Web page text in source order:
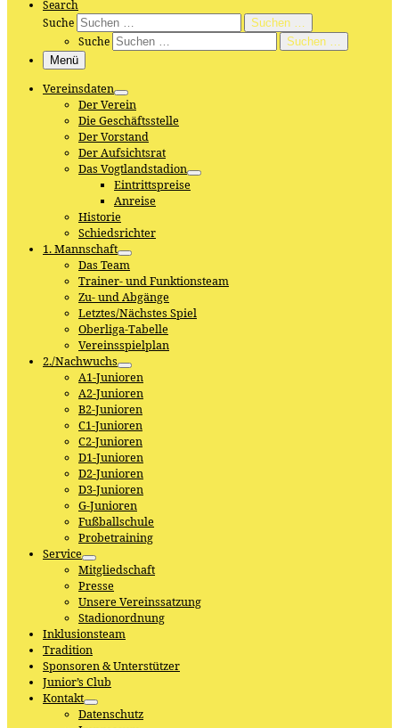
Search
Suche
Suchen …
Suche
Suchen …
Menü
Vereinsdaten
Der Verein
Die Geschäftsstelle
Der Vorstand
Der Aufsichtsrat
Das Vogtlandstadion
Eintrittspreise
Anreise
Historie
Schiedsrichter
1. Mannschaft
Das Team
Trainer- und Funktionsteam
Zu- und Abgänge
Letztes/Nächstes Spiel
Oberliga-Tabelle
Vereinsspielplan
2./Nachwuchs
A1-Junioren
A2-Junioren
B2-Junioren
C1-Junioren
C2-Junioren
D1-Junioren
D2-Junioren
D3-Junioren
G-Junioren
Fußballschule
Probetraining
Service
Mitgliedschaft
Presse
Unsere Vereinssatzung
Stadionordnung
Inklusionsteam
Tradition
Sponsoren & Unterstützer
Junior’s Club
Kontakt
Datenschutz